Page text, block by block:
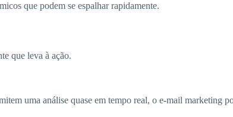
que podem se espalhar rapidamente.
que leva à ação.
uma análise quase em tempo real, o e-mail marketing